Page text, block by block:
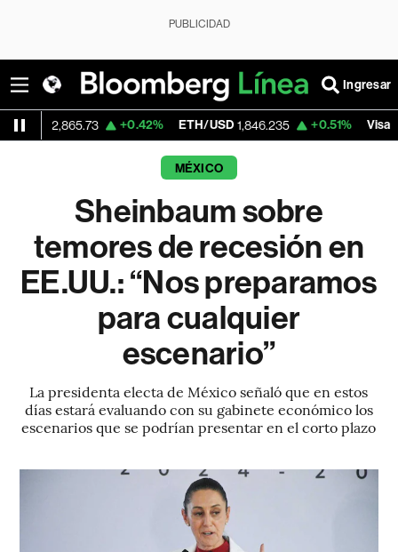
PUBLICIDAD
Ingresar
+0.42% ETH/USD 1,846.235 +0.51% Visa 366.13
MÉXICO
Sheinbaum sobre
temores de recesión en
EE.UU.: “Nos preparamos
para cualquier
escenario”
La presidenta electa de México señaló que en estos
días estará evaluando con su gabinete económico los
escenarios que se podrían presentar en el corto plazo